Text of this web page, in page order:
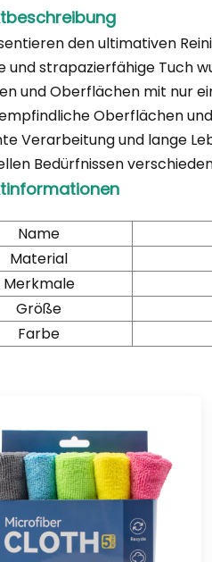
den ultimativen
und strapazierfähige Tuch
und Oberflächen mit nur
Oberflächen
Verarbeitung und lange
Bedürfnissen
Name
Material
Merkmale
Größe
Farbe